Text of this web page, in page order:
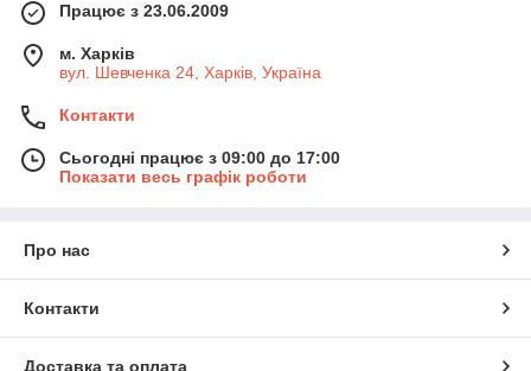
Працює з 23.06.2009
м. Харків
вул. Шевченка 24, Харків, Україна
Контакти
Сьогодні працює з 09:00 до 17:00
Показати весь графік роботи
Про нас
Контакти
Доставка та оплата